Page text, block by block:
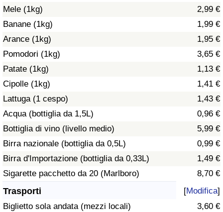
Mele (1kg)
2,99 €
Banane (1kg)
1,99 €
Arance (1kg)
1,95 €
Pomodori (1kg)
3,65 €
Patate (1kg)
1,13 €
Cipolle (1kg)
1,41 €
Lattuga (1 cespo)
1,43 €
Acqua (bottiglia da 1,5L)
0,96 €
Bottiglia di vino (livello medio)
5,99 €
Birra nazionale (bottiglia da 0,5L)
0,99 €
Birra d'Importazione (bottiglia da 0,33L)
1,49 €
Sigarette pacchetto da 20 (Marlboro)
8,70 €
Trasporti [Modifica]
Biglietto sola andata (mezzi locali)
3,60 €
Inquinamento
Indice dell’Inquinamento (Corrente)
Indice di inquinamento
Indice dell’Inquinamento per Nazione
Traffico
Indice del Traffico
Indice del traffico (Corrente)
Indice del traffico per Nazione